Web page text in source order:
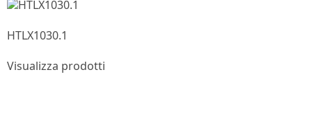
HTLX1030.1
Visualizza prodotti